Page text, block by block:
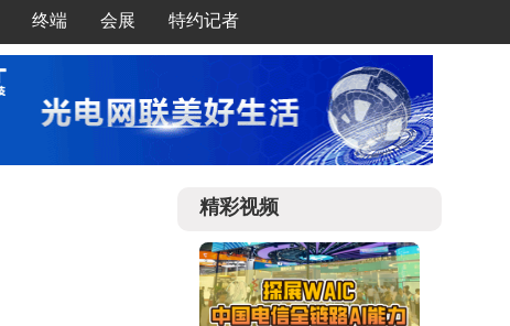
终端 会展 特约记者
精彩视频